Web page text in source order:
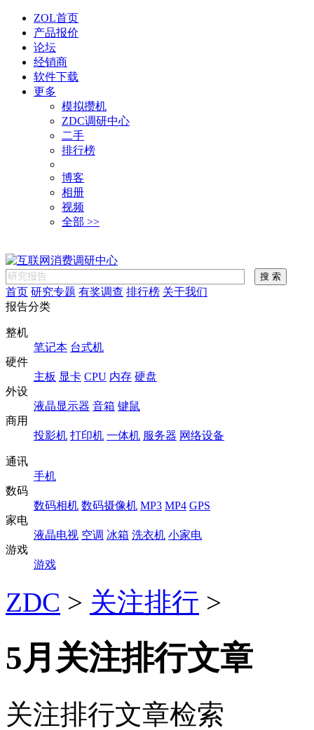
ZOL首页
产品报价
论坛
经销商
软件下载
更多
模拟攒机
ZDC调研中心
二手
排行榜
博客
相册
视频
全部 >>
首页 研究专题 有奖调查 排行榜 关于我们
报告分类
整机
笔记本 台式机
硬件
主板 显卡 CPU 内存 硬盘
外设
液晶显示器 音箱 键鼠
商用
投影机 打印机 一体机 服务器 网络设备
通讯
手机
数码
数码相机 数码摄像机 MP3 MP4 GPS
家电
液晶电视 空调 冰箱 洗衣机 小家电
游戏
游戏
ZDC > 关注排行 >
5月关注排行文章
关注排行文章检索